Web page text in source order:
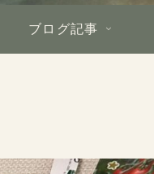
ブログ記事